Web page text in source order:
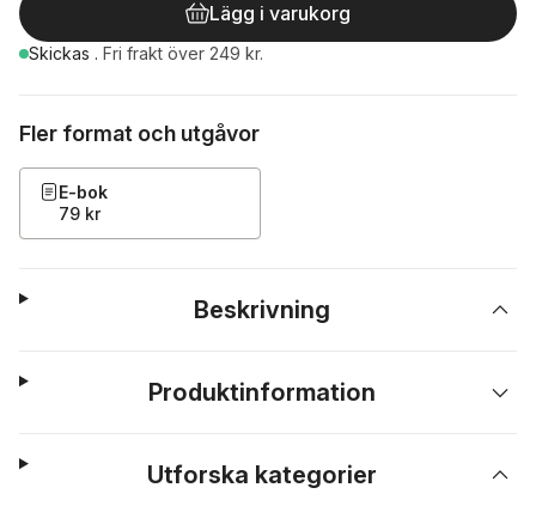
Lägg i varukorg
Skickas . Fri frakt över 249 kr.
Fler format och utgåvor
E-bok
79 kr
Beskrivning
Produktinformation
Utforska kategorier